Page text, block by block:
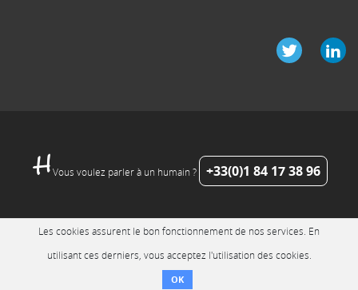
Vous voulez parler à un humain ? +33(0)1 84 17 38 96
Les cookies assurent le bon fonctionnement de nos services. En
utilisant ces derniers, vous acceptez l'utilisation des cookies.
OK